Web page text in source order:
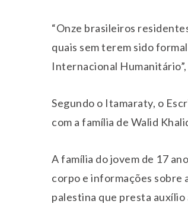
“Onze brasileiros
quais sem terem sido
Internacional
Segundo o Itamaraty, o
com a família de Walid
A família do jovem de 17
corpo e informações sobre
palestina que presta auxílio